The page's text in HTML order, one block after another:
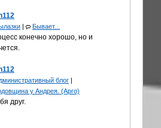
| Бывает...
конечно хорошо, но и
блог |
у Андрея. (Арго)
друг.